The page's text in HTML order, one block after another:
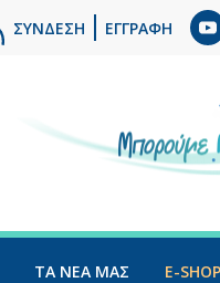
ΣΥΝΔΕΣΗ ΕΓΓΡΑΦΗ
ΤΑ ΝΕΑ ΜΑΣ E-SHOP